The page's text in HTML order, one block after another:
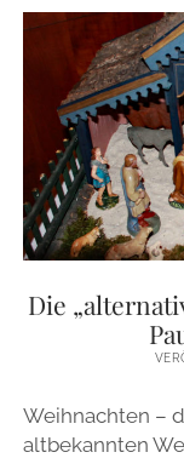
Die
Weihnachten –
altbekannten